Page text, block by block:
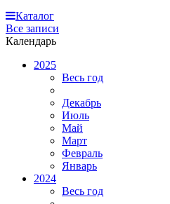
Каталог
Все записи
Календарь
2025
Весь год
Декабрь
Июль
Май
Март
Февраль
Январь
2024
Весь год